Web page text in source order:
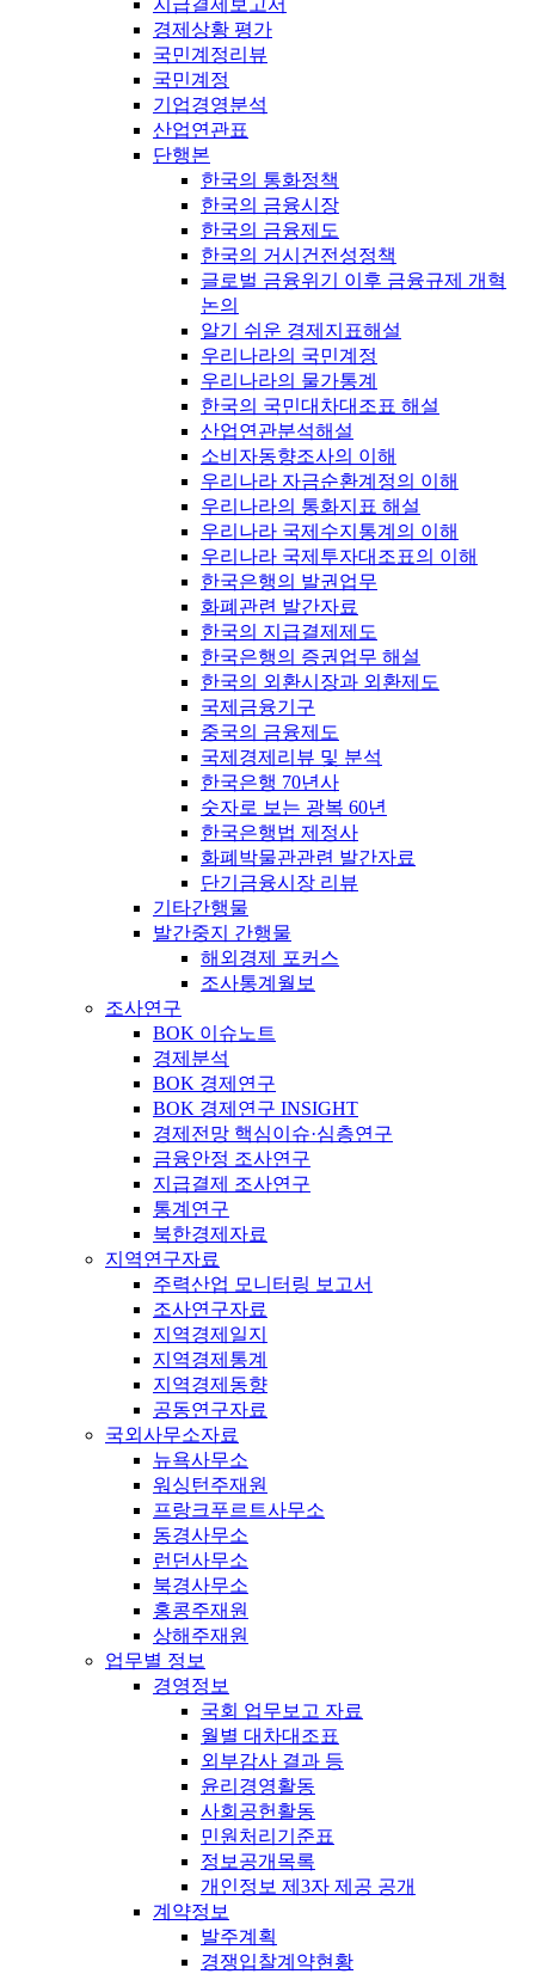
지급결제보고서
경제상황 평가
국민계정리뷰
국민계정
기업경영분석
산업연관표
단행본
한국의 통화정책
한국의 금융시장
한국의 금융제도
한국의 거시건전성정책
글로벌 금융위기 이후 금융규제 개혁
논의
알기 쉬운 경제지표해설
우리나라의 국민계정
우리나라의 물가통계
한국의 국민대차대조표 해설
산업연관분석해설
소비자동향조사의 이해
우리나라 자금순환계정의 이해
우리나라의 통화지표 해설
우리나라 국제수지통계의 이해
우리나라 국제투자대조표의 이해
한국은행의 발권업무
화폐관련 발간자료
한국의 지급결제제도
한국은행의 증권업무 해설
한국의 외환시장과 외환제도
국제금융기구
중국의 금융제도
국제경제리뷰 및 분석
한국은행 70년사
숫자로 보는 광복 60년
한국은행법 제정사
화폐박물관관련 발간자료
단기금융시장 리뷰
기타간행물
발간중지 간행물
해외경제 포커스
조사통계월보
조사연구
BOK 이슈노트
경제분석
BOK 경제연구
BOK 경제연구 INSIGHT
경제전망 핵심이슈·심층연구
금융안정 조사연구
지급결제 조사연구
통계연구
북한경제자료
지역연구자료
주력산업 모니터링 보고서
조사연구자료
지역경제일지
지역경제통계
지역경제동향
공동연구자료
국외사무소자료
뉴욕사무소
워싱턴주재원
프랑크푸르트사무소
동경사무소
런던사무소
북경사무소
홍콩주재원
상해주재원
업무별 정보
경영정보
국회 업무보고 자료
월별 대차대조표
외부감사 결과 등
윤리경영활동
사회공헌활동
민원처리기준표
정보공개목록
개인정보 제3자 제공 공개
계약정보
발주계획
경쟁입찰계약현황